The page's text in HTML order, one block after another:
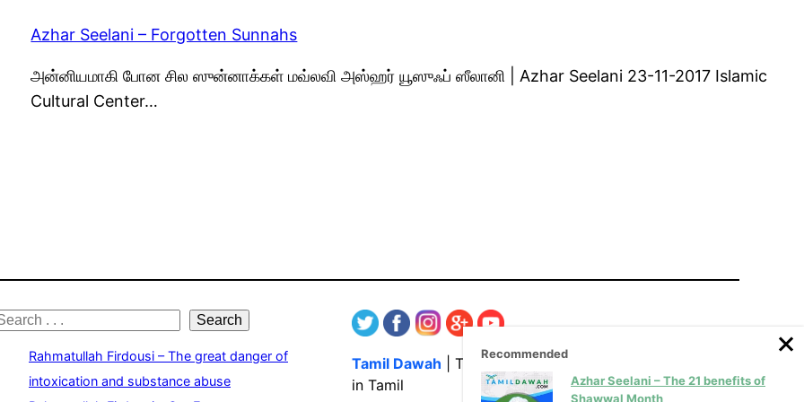
Azhar Seelani – Forgotten Sunnahs
அன்னியமாகி போன சில ஸுன்னாக்கள் மவ்லவி அஸ்ஹர் யூஸுஃப் ஸீலானி | Azhar Seelani 23-11-2017 Islamic
Cultural Center…
Search
Rahmatullah Firdousi – The great danger of
intoxication and substance abuse
Tamil Dawah | The Media Hub for Islamic Lectures
in Tamil
Recommended
Azhar Seelani – The 21 benefits of
Shawwal Month